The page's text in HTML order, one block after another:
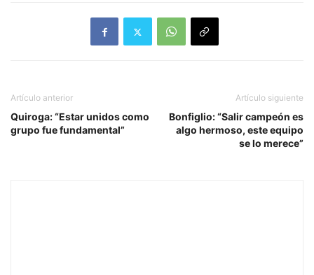
Artículo anterior
Quiroga: “Estar unidos como
grupo fue fundamental”
Artículo siguiente
Bonfiglio: “Salir campeón es
algo hermoso, este equipo
se lo merece”